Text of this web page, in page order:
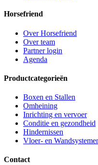
Horsefriend
Over Horsefriend
Over team
Partner login
Agenda
Productcategorieën
Boxen en Stallen
Omheining
Inrichting en vervoer
Conditie en gezondheid
Hindernissen
Vloer- en
Contact